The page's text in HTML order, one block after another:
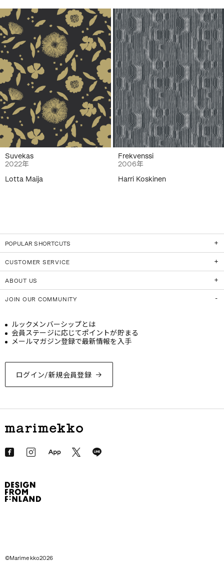
Explore all prints
Suvekas
2022年
Lotta Maija
Frekvenssi
2006年
Harri Koskinen
POPULAR SHORTCUTS
CUSTOMER SERVICE
ABOUT US
JOIN OUR COMMUNITY
ログイン/新規会員登録
ルックメンバーシップとは
会員ステージに応じてポイントが貯まる
メールマガジン登録で最新情報を入手
©Marimekko2026